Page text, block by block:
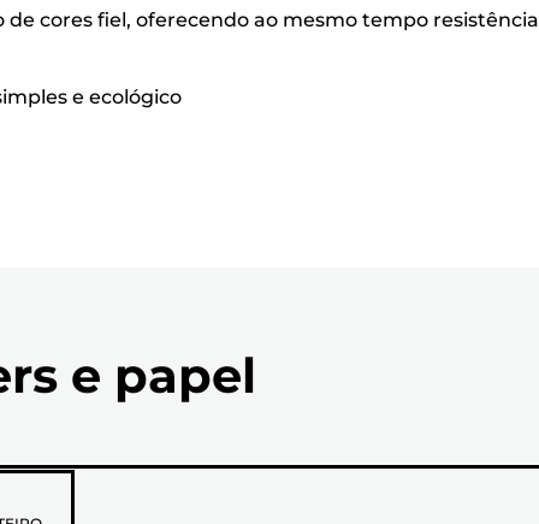
cores fiel, oferecendo ao mesmo tempo
e ecológico
e papel